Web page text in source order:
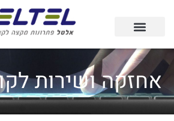
אחזקה ושירות